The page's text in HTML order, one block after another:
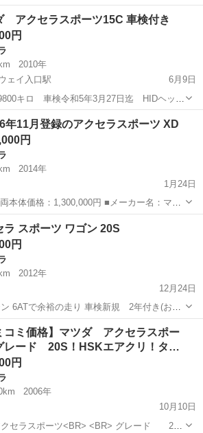
してしまった
、転職をしたばかりの方！！ ★現在パー
セラ
マツダ アクセラスポーツ15C 車検付き
円
2010年
ェイ入口駅
6月9日
キロ 車検令和5年3月27日迄 HIDヘッド
ー プッシュスタート 社外アルミホイール
プウェイ入口駅 アクセラ 令和5年
年11月登録のアクセラスポーツ XD
円
2014年
1月24日
ーツ XD ■排気量：2,200cc ■年式：H26年 ■
名：ブルー ...
ラ スポーツ ワゴン 20S
円
2012年
12月24日
6ATで余裕の走り 車検新規 2年付き(お渡
整備をします) フル装備・社外フルエアロ・
フラー・ナビTV・プッシュスタート・ 記録
エンジン
コミ価格】マツダ アクセラスポー
レード 20S！HSKエアクリ！タ…
円
2006年
10月10日
スポーツ<BR> <BR> グレード 20